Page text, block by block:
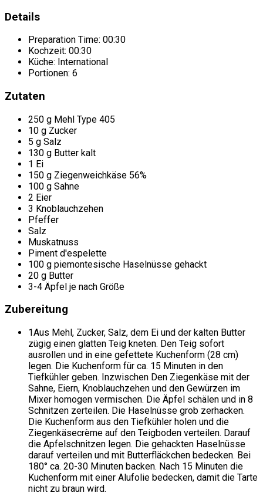
Details
Preparation Time: 00:30
Kochzeit: 00:30
Küche: International
Portionen: 6
Zutaten
250 g Mehl Type 405
10 g Zucker
5 g Salz
130 g Butter kalt
1 Ei
150 g Ziegenweichkäse 56%
100 g Sahne
2 Eier
3 Knoblauchzehen
Pfeffer
Salz
Muskatnuss
Piment d'espelette
100 g piemontesische Haselnüsse gehackt
20 g Butter
3-4 Äpfel je nach Größe
Zubereitung
1Aus Mehl, Zucker, Salz, dem Ei und der kalten Butter
zügig einen glatten Teig kneten. Den Teig sofort
ausrollen und in eine gefettete Kuchenform (28 cm)
legen. Die Kuchenform für ca. 15 Minuten in den
Tiefkühler geben. Inzwischen Den Ziegenkäse mit der
Sahne, Eiern, Knoblauchzehen und den Gewürzen im
Mixer homogen vermischen. Die Äpfel schälen und in 8
Schnitzen zerteilen. Die Haselnüsse grob zerhacken.
Die Kuchenform aus den Tiefkühler holen und die
Ziegenkäsecrème auf den Teigboden verteilen. Darauf
die Apfelschnitzen legen. Die gehackten Haselnüsse
darauf verteilen und mit Butterfläckchen bedecken. Bei
180° ca. 20-30 Minuten backen. Nach 15 Minuten die
Kuchenform mit einer Alufolie bedecken, damit die Tarte
nicht zu braun wird.